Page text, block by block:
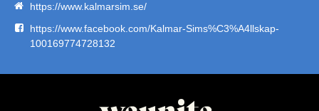
https://www.kalmarsim.se/
https://www.facebook.com/Kalmar-Sims%C3%A4llskap-
100169774728132